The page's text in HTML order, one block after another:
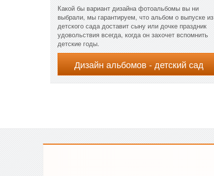
Какой бы вариант дизайна фотоальбомы вы ни
выбрали, мы гарантируем, что альбом о выпуске из
детского сада доставит сыну или дочке праздник
удовольствия всегда, когда он захочет вспомнить
детские годы.
Дизайн альбомов - детский сад